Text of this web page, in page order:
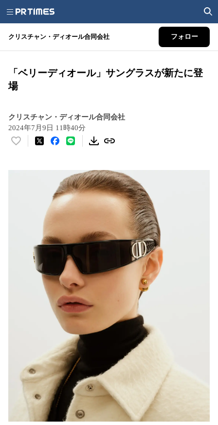
クリスチャン・ディオール合同会社 フォロー
「ベリーディオール」サングラスが新たに登
場
クリスチャン・ディオール合同会社
2024年7月9日 11時40分
い